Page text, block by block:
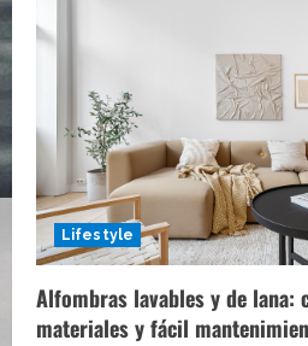
Lifestyle
Alfombras lavables y de lana:
materiales y fácil